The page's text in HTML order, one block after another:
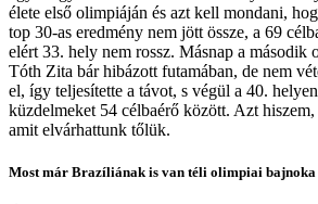
élete első olimpiáján és azt kell mondani,
top 30-as eredmény nem jött össze, a 69
elért 33. hely nem rossz. Másnap a második
Tóth Zita bár hibázott futamában, de nem
el, így teljesítette a távot, s végül a 40.
küzdelmeket 54 célbaérő között. Azt
amit elvárhattunk tőlük.
Most már Brazíliának is van téli olimpiai bajnoka